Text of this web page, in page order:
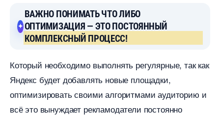
АЖНО ПОНИМАТЬ ЧТО ЛИБО
ОПТИМИЗАЦИЯ — ЭТО ПОСТОЯННЫЙ
КОМПЛЕКСНЫЙ ПРОЦЕСС!
Который необходимо выполнять регулярные, так как
Яндекс будет добавлять новые площадки,
оптимизировать своими алгоритмами аудиторию и
сё это вынуждает рекламодатели постоянно